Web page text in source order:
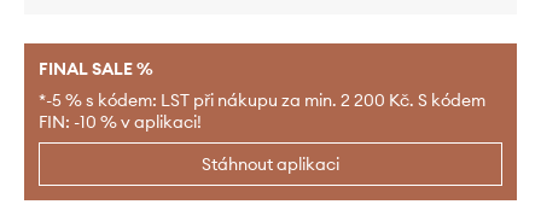
FINAL SALE %
*-5 % s kódem: LST při nákupu za min. 2 200 Kč. S kódem
FIN: -10 % v aplikaci!
Stáhnout aplikaci